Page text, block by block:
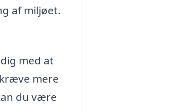
af miljøet.
med at
mere
du være